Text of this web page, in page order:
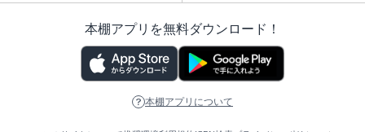
本棚アプリを無料ダウンロード！
本棚アプリについて